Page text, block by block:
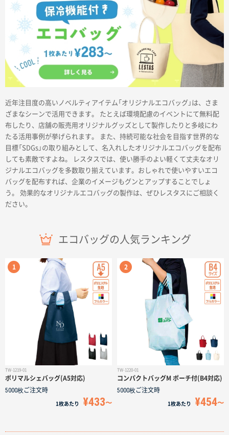
データ入稿ガイド
再注文について
名入れグループサイト
近年注目度の高いノベルティアイテム「オリジナルエコバッグ」は、さま
ざまなシーンで活用できます。 たとえば環境配慮のイベントにて無料配
布したり、店舗の販売用オリジナルグッズとして製作したりと多岐にわ
たる活用事例が挙げられます。 また、持続可能な社会を目指す世界的な
目標「SDGs」の取り組みとして、名入れしたオリジナルエコバッグを配布
しても素敵ですよね。 レスタスでは、使い勝手のよい軽くて丈夫なオリ
ジナルエコバッグを多数取り揃えています。おしゃれで使いやすいエコ
バッグを配布すれば、企業のイメージもグンとアップすることでしょ
う。 効果的なオリジナルエコバッグの製作は、ぜひレスタスにご相談く
ださい。
エコバッグの人気ランキング
TW-1219-01
ポリマルシェバッグ(A5対応)
5000枚ご注文時
1枚あたり ¥433
TW-1220-01
コンパクトバッグM ポーチ付(B4対応)
5000枚ご注文時
1枚あたり ¥454